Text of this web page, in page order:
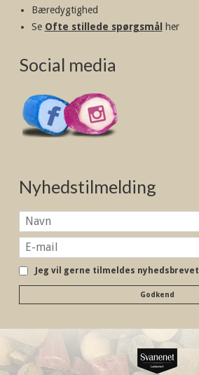
Bæredygtighed
Se Ofte stillede spørgsmål her
Social media
Nyhedstilmelding
Jeg vil gerne tilmeldes nyhedsbrevet
Godkend